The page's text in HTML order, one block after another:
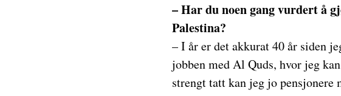
– Har du noen gang vurdert å
Palestina?
– I år er det akkurat 40 år siden
jobben med Al Quds, hvor jeg
strengt tatt kan jeg jo pensjonere